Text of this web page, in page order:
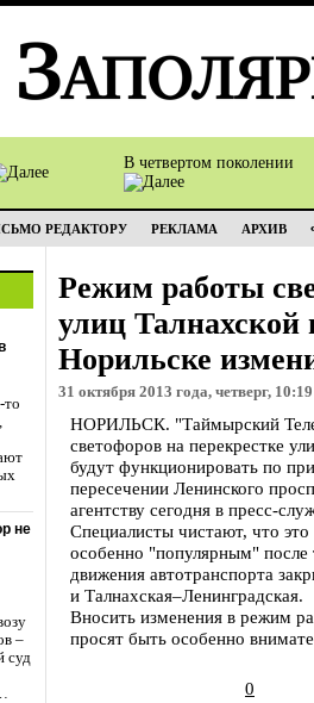
В четвертом поколении
РЕДАКТОРУ РЕКЛАМА АРХИВ
то
не
–
суд
Режим работы
улиц
Норильске
31 октября 2013 года, четверг, 10:19
НОРИЛЬСК. "Таймырский
светофоров на перекрестке
будут функционировать по
пересечении Ленинского
агентству сегодня в пресс-
Специалисты чистают, что это
особенно "популярным" после
движения автотранспорта
и Талнахская–Ленинградская.
Вносить изменения в режим
просят быть особенно
0